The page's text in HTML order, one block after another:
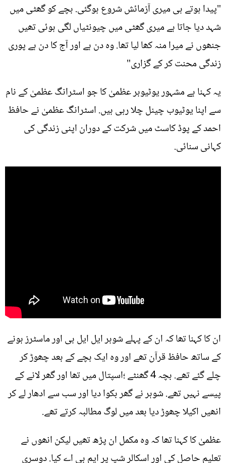
"پیدا ہوتے ہی میری آزمائش شروع ہوگئی. بچے کو گھٹی میں
شہد دیا جاتا ہے میری گھٹی میں چیونٹیاں لگی ہوئی تھیں
جنھوں نے میرا منہ کھا لیا تھا. وہ دن ہے اور آج کا دن ہے پوری
زندگی محنت کر کے گزاری"
یہ کہنا ہے مشہور یوٹیوبر عظمیٰ کا جو اسٹرانگ عظمیٰ کے نام
سے اپنا یوٹیوب چینل چلا رہی ہیں. اسٹرانگ عظمیٰ نے حافظ
احمد کے پوڈ کاسٹ میں شرکت کے دوران اپنی زندگی کی
کہانی سنائی.
ان کا کہنا تھا کہ ان کے پہلے شوہر ایل ایل بی اور ماسٹرز ہونے
کے ساتھ حافظ قرآن تھے اور وہ ایک بچے کے بعد چھوڑ کر
چلے گئے تھے. بچہ 4 گھنٹے ؛اسپتال میں تھا اور گھر لانے کے
پیسے نہیں تھے. شوہر نے گھر بکوا دیا اور سب سے ادھار لے کر
انھیں اکیلا چھوڑ دیا بعد میں لوگ مطالبہ کرتے تھے.
عظمیٰ کا کہنا تھا کہ وہ مکمل ان پڑھ تھیں لیکن انھوں نے
تعلیم حاصل کی اور اسکالر شپ پر ایم بی اے کیا. دوسری